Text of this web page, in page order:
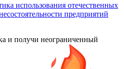
использования отечественных
предприятий
и получи неограниченный